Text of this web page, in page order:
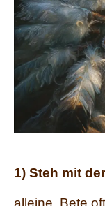
1) Steh mit
alleine. Bete